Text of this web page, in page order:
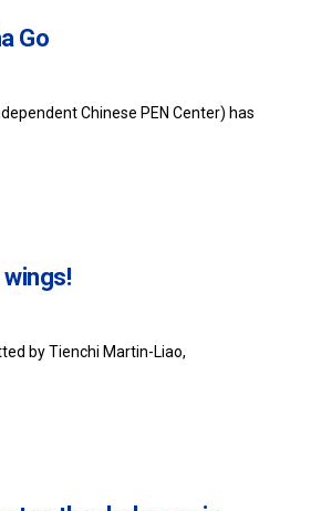
Go
Chinese PEN Center) has
by Tienchi Martin-Liao,